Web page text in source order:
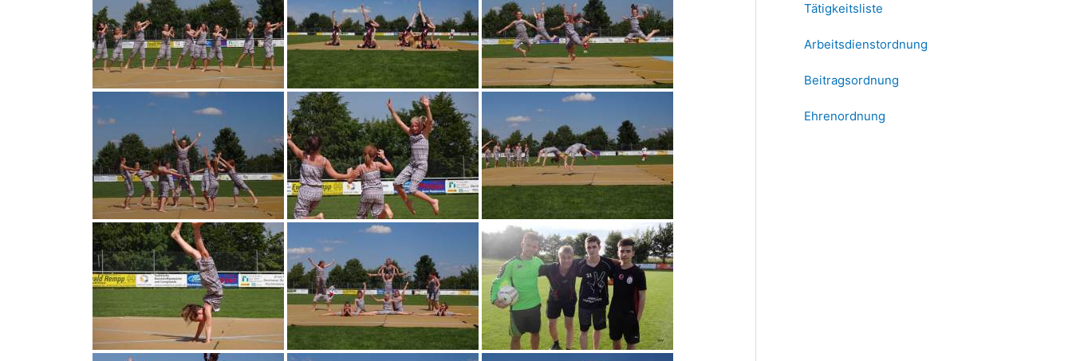
Tätigkeitsliste
Arbeitsdienstordnung
Beitragsordnung
Ehrenordnung